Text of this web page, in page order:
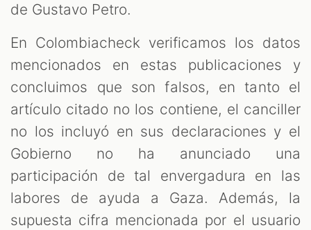
de Gustavo Petro.
En Colombiacheck verificamos los datos
mencionados en estas publicaciones y
concluimos que son falsos, en tanto el
artículo citado no los contiene, el canciller
no los incluyó en sus declaraciones y el
Gobierno no ha anunciado una
participación de tal envergadura en las
labores de ayuda a Gaza. Además, la
supuesta cifra mencionada por el usuario